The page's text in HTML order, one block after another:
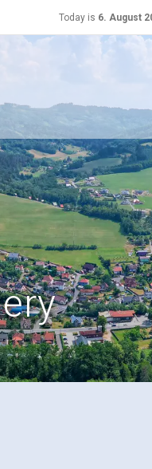
Today is 6. August